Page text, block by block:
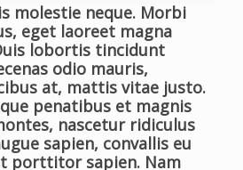
molestie neque. Morbi
eget laoreet magna
lobortis tincidunt
odio mauris,
at, mattis vitae justo.
penatibus et magnis
nascetur ridiculus
sapien, convallis eu
porttitor sapien. Nam